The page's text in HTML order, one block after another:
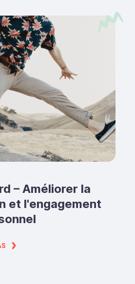
– Améliorer la
et l'engagement
développer
pour
diversité et